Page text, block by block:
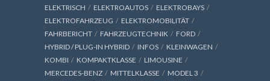
ELEKTRISCH
ELEKTROAUTOS
ELEKTROBAYS
ELEKTROFAHRZEUG
ELEKTROMOBILITÄT
FAHRBERICHT
FAHRZEUGTECHNIK
FORD
HYBRID / PLUG-IN HYBRID
INFOS
KLEINWAGEN
KOMBI
KOMPAKTKLASSE
LIMOUSINE
MERCEDES-BENZ
MITTELKLASSE
MODEL 3